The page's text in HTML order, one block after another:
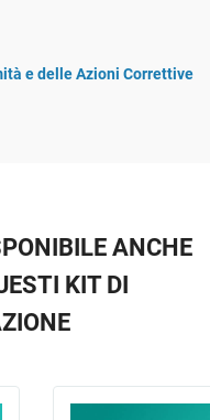
e delle Azioni Correttive
ANCHE
KIT DI